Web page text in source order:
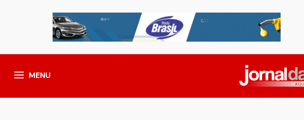
MENU